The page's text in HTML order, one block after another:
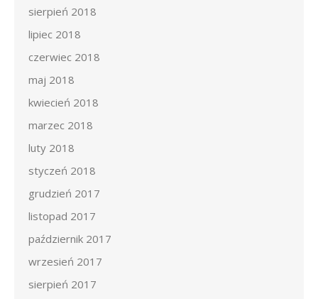
sierpień 2018
lipiec 2018
czerwiec 2018
maj 2018
kwiecień 2018
marzec 2018
luty 2018
styczeń 2018
grudzień 2017
listopad 2017
październik 2017
wrzesień 2017
sierpień 2017